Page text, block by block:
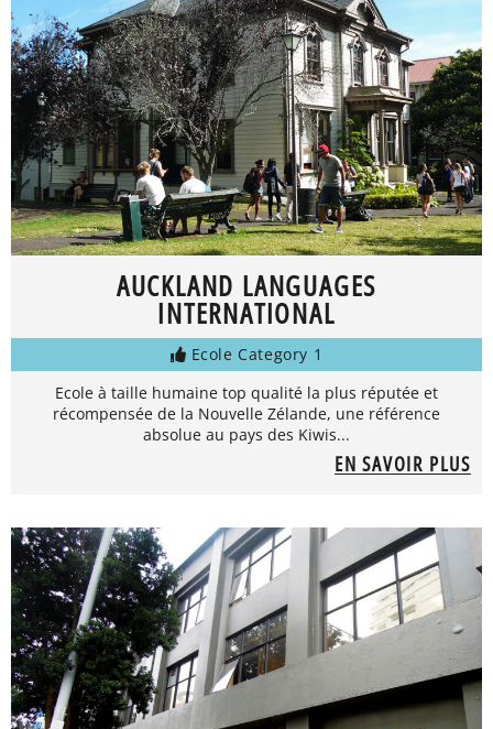
AUCKLAND LANGUAGES
INTERNATIONAL
Ecole Category 1
Ecole à taille humaine top qualité la plus réputée et
récompensée de la Nouvelle Zélande, une référence
absolue au pays des Kiwis...
EN SAVOIR PLUS